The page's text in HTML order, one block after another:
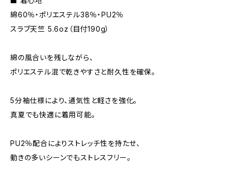
綿60％・ポリエステル38％・PU2％
スラブ天竺 5.6oz（目付190g）
綿の風合いを残しながら、
ポリエステル混で乾きやすさと耐久性を確保。
5分袖仕様により、通気性と軽さを強化。
真夏でも快適に着用可能。
PU2％配合によりストレッチ性を持たせ、
動きの多いシーンでもストレスフリー。